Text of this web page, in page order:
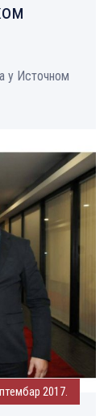
у Источном
2017.